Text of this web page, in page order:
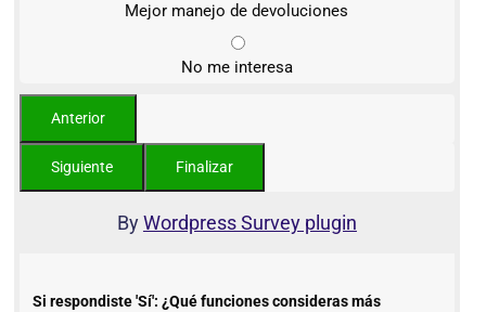
Mejor manejo de devoluciones
No me interesa
ByWordpress Survey plugin
Si respondiste 'Sí': ¿Qué funciones consideras más